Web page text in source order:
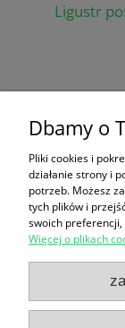
Ligustr
Dbamy o
Pliki cookies i
działanie strony i
potrzeb. Możesz
tych plików i
swoich
Więcej o plikach